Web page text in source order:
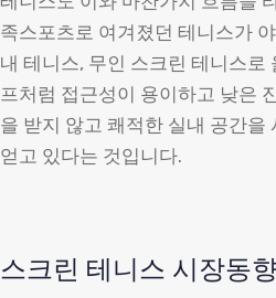
족스포츠로 여겨졌던 테니스가
내 테니스, 무인 스크린 테니스로
프처럼 접근성이 용이하고 낮은
을 받지 않고 쾌적한 실내 공간을
얻고 있다는 것입니다.
스크린 테니스 시장동